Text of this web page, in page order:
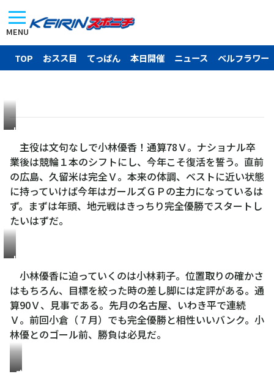
MENU
TOP おスス目 てっぱん 本日開催 ニュース ベルフラワー
小
優
香
主役は文句なしで小林優香！通算78Ｖ。ナショナル卒
業後は競輪１本のシフトにし、今年こそ復活を誓う。直前
の広島、久留米は完全Ｖ。本来の体調、ベストに近い状態
に持っていけば今年はガールズＧＰの主力になっているは
ず。まずは年頭、地元戦はきっちり完全優勝でスタートし
たいはずだ。
小
莉
子
小林優香に迫っていくのは小林莉子。位置取りの確かさ
はもちろん、目標を絞った時の差し脚には定評がある。通
算90Ｖ、見事である。先月の名古屋、いわき平で連続
Ｖ。前回小倉（７月）でも完全優勝と相性いいバンク。小
林優とのゴール前、勝負は必見だ。